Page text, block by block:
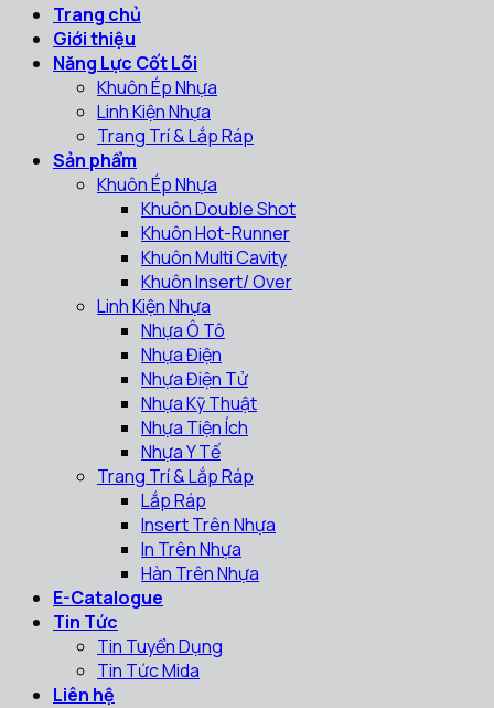
Trang chủ
Giới thiệu
Năng Lực Cốt Lõi
Khuôn Ép Nhựa
Linh Kiện Nhựa
Trang Trí & Lắp Ráp
Sản phẩm
Khuôn Ép Nhựa
Khuôn Double Shot
Khuôn Hot-Runner
Khuôn Multi Cavity
Khuôn Insert/ Over
Linh Kiện Nhựa
Nhựa Ô Tô
Nhựa Điện
Nhựa Điện Tử
Nhựa Kỹ Thuật
Nhựa Tiện Ích
Nhựa Y Tế
Trang Trí & Lắp Ráp
Lắp Ráp
Insert Trên Nhựa
In Trên Nhựa
Hàn Trên Nhựa
E-Catalogue
Tin Tức
Tin Tuyển Dụng
Tin Tức Mida
Liên hệ